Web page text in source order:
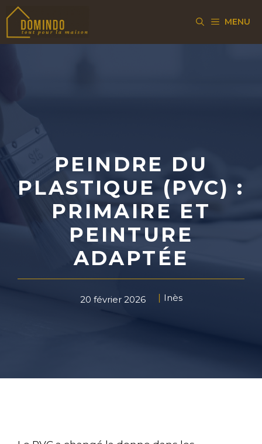
Aller
contenu
MENU
PEINDRE DU
PLASTIQUE (PVC) :
PRIMAIRE ET
PEINTURE
ADAPTÉE
20 février 2026 Inès